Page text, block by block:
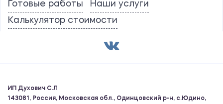
Готовые работы
Наши услуги
Калькулятор стоимости
ИП Духович С.Л
143081, Россия, Московская обл., Одинцовский р-н, с.Юдино,